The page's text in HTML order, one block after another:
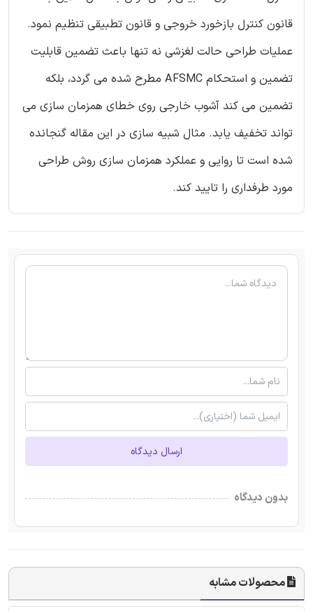
قانون کنترل بازخورد خروجی و قانون تطبیقی تنظیم نمود.
عملیات طراحی حالت لغزشی نه تنها باعث تضمین قابلیت
تضمین و استحکام AFSMC مطرح شده می گردد، بلکه
تضمین می کند آشوب خارجی روی خطای همزمان سازی می
تواند تخفیف یابد. مثال شبیه سازی در این مقاله گنجانده
شده است تا روایی و عملکرد همزمان سازی روش طراحی
مورد طرفداری را تایید کند.
ارسال دیدگاه
بدون دیدگاه
محصولات مشابه